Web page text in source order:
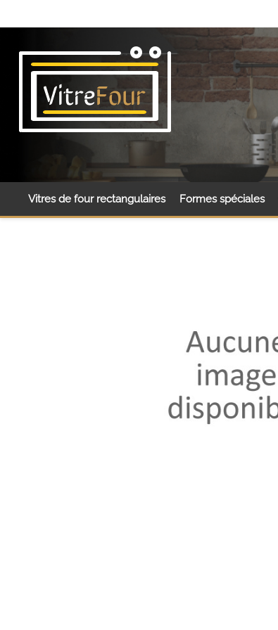
Vitres de four rectangulaires Formes spéciales